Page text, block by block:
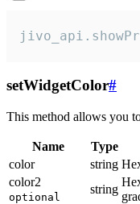
setWidgetColor#
This method allows you
Name Type
color
string
color2
optional
string